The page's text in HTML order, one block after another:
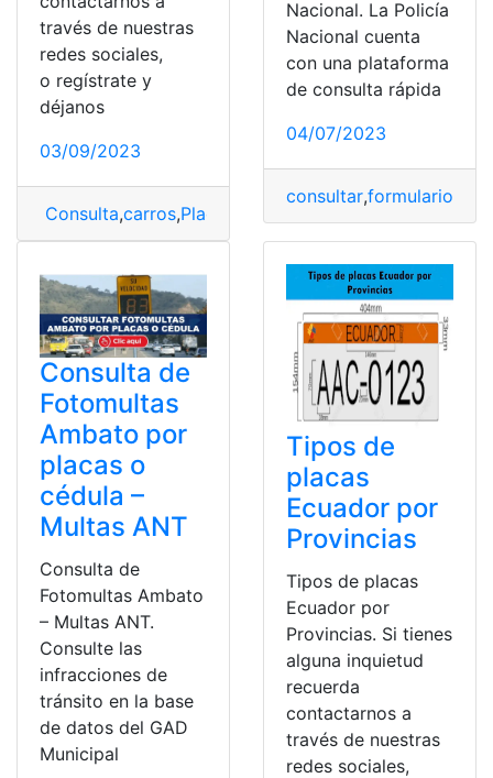
través de nuestras
redes sociales,
o regístrate y
déjanos
03/09/2023
Consulta,carros,Placas
Nacional. La Policía
Nacional cuenta
con una plataforma
de consulta rápida
04/07/2023
consultar,formulario
Consulta de
Fotomultas
Ambato por
placas o
cédula –
Multas ANT
Consulta de
Fotomultas Ambato
– Multas ANT.
Consulte las
infracciones de
tránsito en la base
de datos del GAD
Municipal
Tipos de
placas
Ecuador por
Provincias
Tipos de placas
Ecuador por
Provincias. Si tienes
alguna inquietud
recuerda
contactarnos a
través de nuestras
redes sociales,